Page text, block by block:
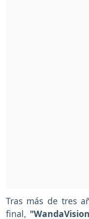
Tras más de tres
final,